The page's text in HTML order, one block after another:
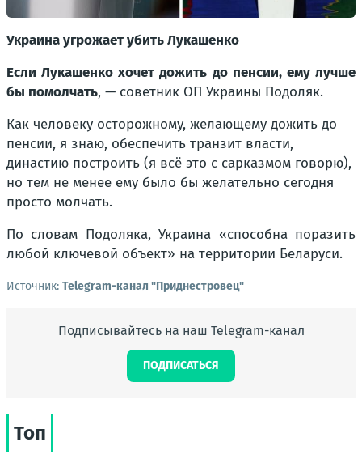
Украина угрожает убить Лукашенко
Если Лукашенко хочет дожить до пенсии, ему лучше
бы помолчать, — советник ОП Украины Подоляк.
Как человеку осторожному, желающему дожить до
пенсии, я знаю, обеспечить транзит власти,
династию построить (я всё это с сарказмом говорю),
но тем не менее ему было бы желательно сегодня
просто молчать.
По словам Подоляка, Украина «способна поразить
любой ключевой объект» на территории Беларуси.
Источник: Telegram-канал "Приднестровец"
Подписывайтесь на наш Telegram-канал
ПОДПИСАТЬСЯ
Топ